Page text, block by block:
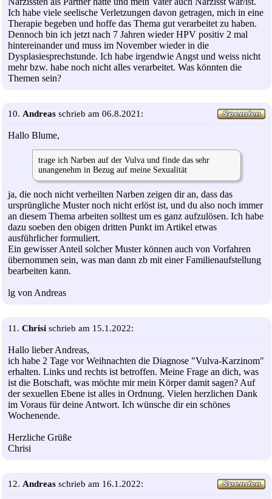
Ich habe viele seelische Verletzungen davon getragen, mich in eine
Therapie begeben und hoffe das Thema gut verarbeitet zu haben.
Dennoch bin ich jetzt nach 7 Jahren wieder HPV positiv 2 mal
hintereinander und muss im November wieder in die
Dysplasiesprechstunde. Ich habe irgendwie Angst und weiss nicht
mehr bzw. habe noch nicht alles verarbeitet. Was könnten die
Themen sein?
10. Andreas schrieb am 06.8.2021:
Hallo Blume,
trage ich Narben auf der Vulva und finde das sehr
unangenehm in Bezug auf meine Sexualität
ja, die noch nicht verheilten Narben zeigen dir an, dass das
ursprüngliche Muster noch nicht erlöst ist, und du also noch immer
an diesem Thema arbeiten solltest um es ganz aufzulösen. Ich habe
dazu soeben den obigen dritten Punkt im Artikel etwas
ausführlicher formuliert.
Ein gewisser Anteil solcher Muster können auch von Vorfahren
übernommen sein, was man dann zb mit einer Familienaufstellung
bearbeiten kann.
lg von Andreas
11. Chrisi schrieb am 15.1.2022:
Hallo lieber Andreas,
ich habe 2 Tage vor Weihnachten die Diagnose "Vulva-Karzinom"
erhalten. Links und rechts ist betroffen. Meine Frage an dich, was
ist die Botschaft, was möchte mir mein Körper damit sagen? Auf
der sexuellen Ebene ist alles in Ordnung. Vielen herzlichen Dank
im Voraus für deine Antwort. Ich wünsche dir ein schönes
Wochenende.
Herzliche Grüße
Chrisi
12. Andreas schrieb am 16.1.2022: